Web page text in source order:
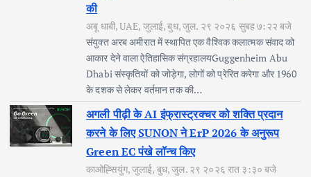
की
अबू धाबी, UAE, जुलाई, बुध, जुल. २९ २०२६ सुबह ७:२२ बजे
संयुक्त अरब अमीरात में स्थापित एक वैश्विक कलात्मक संवाद को
आकार देने वाला ऐतिहासिक संग्रहालयGuggenheim Abu
Dhabi संस्कृतियों को जोड़ेगा, लोगों को प्रेरित करेगा और 1960
के दशक से लेकर वर्तमान तक की…
अगली पीढ़ी के AI इंफ्रास्ट्रक्चर को शक्ति प्रदान
करने के लिए SUNON ने ErP 2026 के अनुरूप
Green EC पंखे लॉन्च किए
काओह्सियुंग, जुलाई, बुध, जुल. २९ २०२६ रात ३:३० बजे